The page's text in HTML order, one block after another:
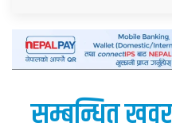
सम्बन्धित खवर